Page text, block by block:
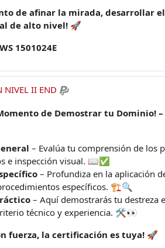
de afinar la mirada, desarrollar
de alto nivel! 🚀
1501024E
NIVEL II END
de Demostrar tu Dominio!
– Evalúa tu comprensión de los
e inspección visual. 📖✅
– Profundiza en la aplicación
específicos. 🏗️🔍
– Aquí demostrarás tu destreza
técnico y experiencia. 🛠️👀
fuerza, la certificación es tuya! 🚀